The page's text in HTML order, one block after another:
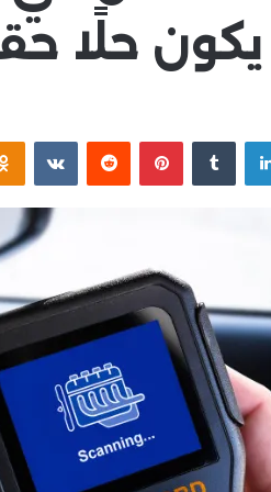
حلًا
لينكدإن بينتيريست